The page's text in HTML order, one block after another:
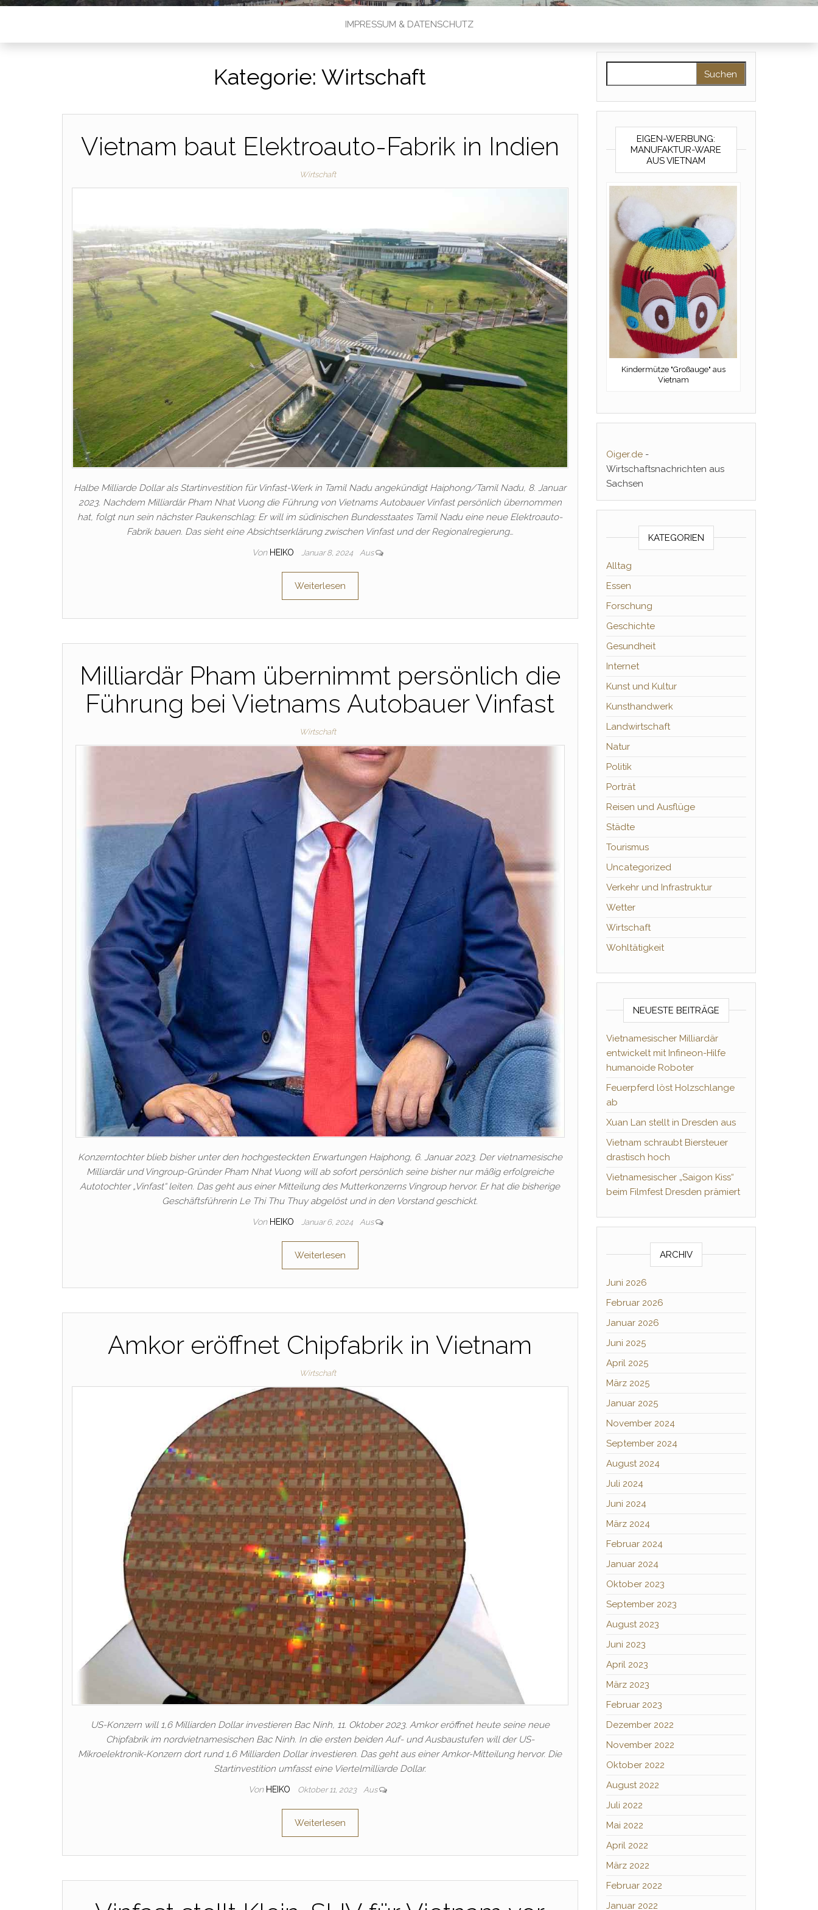
IMPRESSUM & DATENSCHUTZ
Kategorie:Wirtschaft
Vietnam baut Elektroauto-Fabrik in Indien
Wirtschaft
Halbe Milliarde Dollar als Startinvestition für Vinfast-Werk in Tamil Nadu angekündigt Haiphong/Tamil Nadu, 8. Januar
2023. Nachdem Milliardär Pham Nhat Vuong die Führung von Vietnams Autobauer Vinfast persönlich übernommen
hat, folgt nun sein nächster Paukenschlag: Er will im südinischen Bundesstaates Tamil Nadu eine neue Elektroauto-
Fabrik bauen. Das sieht eine Absichtserklärung zwischen Vinfast und der Regionalregierung…
Von HEIKO Januar 8, 2024 Aus
Weiterlesen
Milliardär Pham übernimmt persönlich die
Führung bei Vietnams Autobauer Vinfast
Wirtschaft
Konzerntochter blieb bisher unter den hochgesteckten Erwartungen Haiphong, 6. Januar 2023. Der vietnamesische
Milliardär und Vingroup-Gründer Pham Nhat Vuong will ab sofort persönlich seine bisher nur mäßig erfolgreiche
Autotochter „Vinfast“ leiten. Das geht aus einer Mitteilung des Mutterkonzerns Vingroup hervor. Er hat die bisherige
Geschäftsführerin Le Thi Thu Thuy abgelöst und in den Vorstand geschickt.
Von HEIKO Januar 6, 2024 Aus
Weiterlesen
Amkor eröffnet Chipfabrik in Vietnam
Wirtschaft
US-Konzern will 1,6 Milliarden Dollar investieren Bac Ninh, 11. Oktober 2023. Amkor eröffnet heute seine neue
Chipfabrik im nordvietnamesischen Bac Ninh. In die ersten beiden Auf- und Ausbaustufen will der US-
Mikroelektronik-Konzern dort rund 1,6 Milliarden Dollar investieren. Das geht aus einer Amkor-Mitteilung hervor. Die
Startinvestition umfasst eine Viertelmilliarde Dollar.
Von HEIKO Oktober 11, 2023 Aus
Weiterlesen
EIGEN-WERBUNG:
MANUFAKTUR-WARE
AUS VIETNAM
Kindermütze "Großauge" aus
Vietnam
Oiger.de-
Wirtschaftsnachrichten aus
Sachsen
KATEGORIEN
Alltag
Essen
Forschung
Geschichte
Gesundheit
Internet
Kunst und Kultur
Kunsthandwerk
Landwirtschaft
Natur
Politik
Porträt
Reisen und Ausflüge
Städte
Tourismus
Uncategorized
Verkehr und Infrastruktur
Wetter
Wirtschaft
Wohltätigkeit
NEUESTE BEITRÄGE
Vietnamesischer Milliardär
entwickelt mit Infineon-Hilfe
humanoide Roboter
Feuerpferd löst Holzschlange
ab
Xuan Lan stellt in Dresden aus
Vietnam schraubt Biersteuer
drastisch hoch
Vietnamesischer „Saigon Kiss“
beim Filmfest Dresden prämiert
ARCHIV
Juni 2026
Februar 2026
Januar 2026
Juni 2025
April 2025
März 2025
Januar 2025
November 2024
September 2024
August 2024
Juli 2024
Juni 2024
März 2024
Februar 2024
Januar 2024
Oktober 2023
September 2023
August 2023
Juni 2023
April 2023
März 2023
Februar 2023
Dezember 2022
November 2022
Oktober 2022
August 2022
Juli 2022
Mai 2022
April 2022
März 2022
Februar 2022
Januar 2022